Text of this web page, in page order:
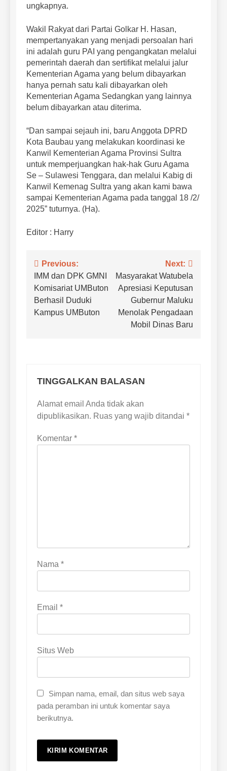
ungkapnya.
Wakil Rakyat dari Partai Golkar H. Hasan,
mempertanyakan yang menjadi persoalan hari
ini adalah guru PAI yang pengangkatan melalui
pemerintah daerah dan sertifikat melalui jalur
Kementerian Agama yang belum dibayarkan
hanya pernah satu kali dibayarkan oleh
Kementerian Agama Sedangkan yang lainnya
belum dibayarkan atau diterima.
“Dan sampai sejauh ini, baru Anggota DPRD
Kota Baubau yang melakukan koordinasi ke
Kanwil Kementerian Agama Provinsi Sultra
untuk memperjuangkan hak-hak Guru Agama
Se – Sulawesi Tenggara, dan melalui Kabig di
Kanwil Kemenag Sultra yang akan kami bawa
sampai Kementerian Agama pada tanggal 18 /2/
2025” tuturnya. (Ha).
Editor : Harry
Navigasi
pos
Previous:
IMM dan DPK GMNI
Komisariat UMButon
Berhasil Duduki
Kampus UMButon
Next:
Masyarakat Watubela
Apresiasi Keputusan
Gubernur Maluku
Menolak Pengadaan
Mobil Dinas Baru
TINGGALKAN BALASAN
Alamat email Anda tidak akan
dipublikasikan. Ruas yang wajib ditandai *
Komentar *
Nama *
Email *
Situs Web
Simpan nama, email, dan situs web saya
pada peramban ini untuk komentar saya
berikutnya.